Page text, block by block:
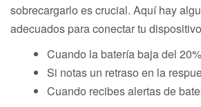
sobrecargarlo es crucial. Aquí hay
adecuados para conectar tu
Cuando la batería baja del 20%
Si notas un retraso en la
Cuando recibes alertas de